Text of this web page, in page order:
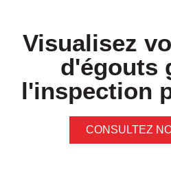
Visualisez
d'égouts
l'inspection
CONSULTEZ